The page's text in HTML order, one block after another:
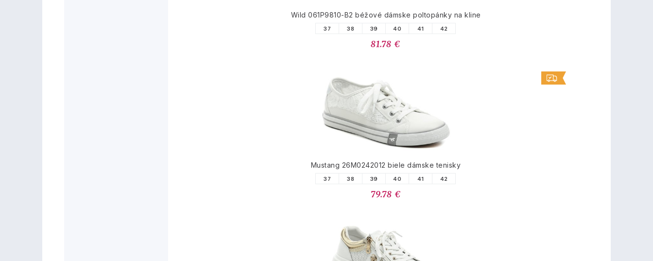
Wild 061P9810-B2 béžové dámske poltopánky na kline
37 38 39 40 41 42
81.78 €
Mustang 26M0242012 biele dámske tenisky
37 38 39 40 41 42
79.78 €